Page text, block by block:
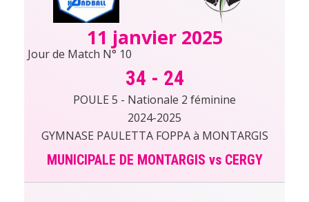
11 janvier 2025
Jour de Match N° 10
34 - 24
POULE 5 - Nationale 2 féminine
2024-2025
GYMNASE PAULETTA FOPPA à MONTARGIS
MUNICIPALE DE MONTARGIS vs CERGY